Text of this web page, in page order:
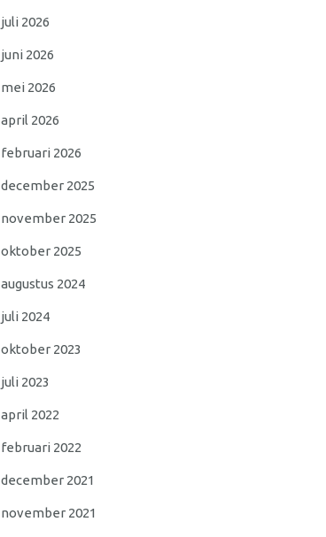
juli 2026
juni 2026
mei 2026
april 2026
februari 2026
december 2025
november 2025
oktober 2025
augustus 2024
juli 2024
oktober 2023
juli 2023
april 2022
februari 2022
december 2021
november 2021